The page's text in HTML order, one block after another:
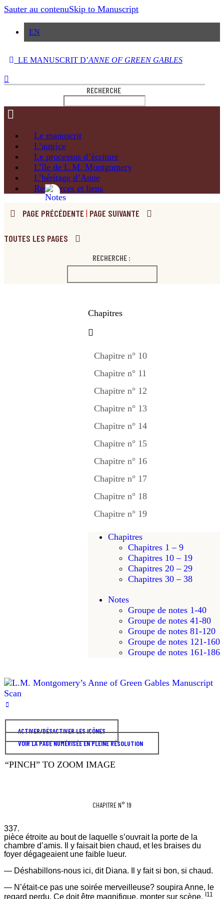
Sauter au contenuSkip to Manuscript
EN
LE MANUSCRIT D’ANNE OF GREEN GABLES
RECHERCHE
Le manuscrit
L’autrice
Le processus d’écriture
L’île de L.M. Montgomery
L’héritage d’Anne
Ressources et liens
PAGE PRÉCÉDENTE | PAGE SUIVANTE
TOUTES LES PAGES
RECHERCHE :
Chapitres
Chapitre n° 10
Chapitre n° 11
Chapitre n° 12
Chapitre n° 13
Chapitre n° 14
Chapitre n° 15
Chapitre n° 16
Chapitre n° 17
Chapitre n° 18
Chapitre n° 19
Chapitres
Chapitres 1 – 9
Chapitres 10 – 19
Chapitres 20 – 29
Chapitres 30 – 38
Notes
Groupe de notes 1-40
Groupe de notes 41-80
Groupe de notes 81-120
Groupe de notes 121-160
Groupe de notes 161-186
ACTIVER/DÉSACTIVER LES ICÔNES
VOIR LA PAGE NUMÉRISÉE EN PLEINE RÉSOLUTION
“PINCH” TO ZOOM IMAGE
CHAPITRE N° 19
337.
pièce étroite au bout de laquelle s’ouvrait la porte de la
chambre d’amis. Il y faisait bien chaud, et les braises du
foyer dégageaient une faible lueur.
— Déshabillons-nous ici, dit Diana. Il y fait si bon, si chaud.
— N’était-ce pas une soirée merveilleuse? soupira Anne, le
regard perdu. Ce doit être magnifique, monter sur scène.
I11